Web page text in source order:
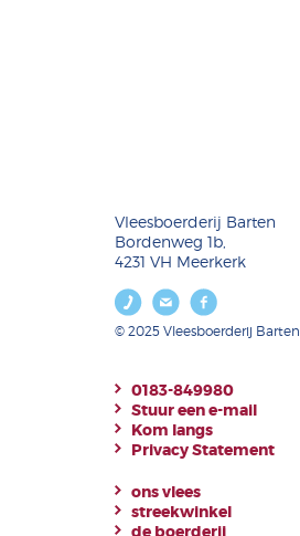
Vleesboerderij Barten
Bordenweg 1b,
4231 VH Meerkerk
© 2025 Vleesboerderij Barten
0183-849980
Stuur een e-mail
Kom langs
Privacy Statement
ons vlees
streekwinkel
de boerderij